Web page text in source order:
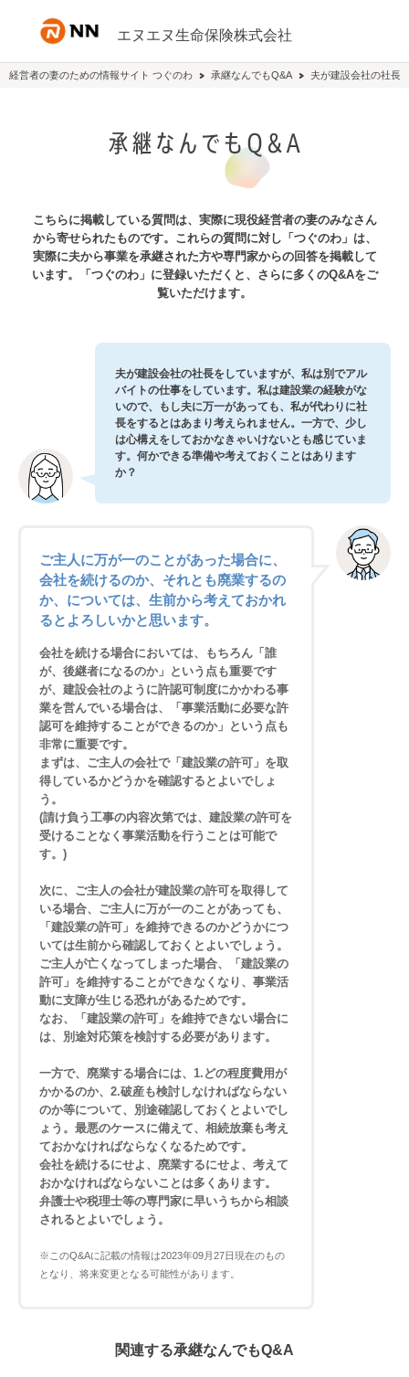
エヌエヌ生命保険株式会社
経営者の妻のための情報サイト つぐのわ 承継なんでもQ&A 夫が建設会社の社長
こちらに掲載している質問は、実際に現役経営者の妻のみなさん
から寄せられたものです。これらの質問に対し「つぐのわ」は、
実際に夫から事業を承継された方や専門家からの回答を掲載して
います。「つぐのわ」に登録いただくと、さらに多くのQ&Aをご
覧いただけます。
夫が建設会社の社長をしていますが、私は別でアル
バイトの仕事をしています。私は建設業の経験がな
いので、もし夫に万一があっても、私が代わりに社
長をするとはあまり考えられません。一方で、少し
は心構えをしておかなきゃいけないとも感じていま
す。何かできる準備や考えておくことはあります
か？
ご主人に万が一のことがあった場合に、
会社を続けるのか、それとも廃業するの
か、については、生前から考えておかれ
るとよろしいかと思います。
会社を続ける場合においては、もちろん「誰
が、後継者になるのか」という点も重要です
が、建設会社のように許認可制度にかかわる事
業を営んでいる場合は、「事業活動に必要な許
認可を維持することができるのか」という点も
非常に重要です。
まずは、ご主人の会社で「建設業の許可」を取
得しているかどうかを確認するとよいでしょ
う。
(請け負う工事の内容次第では、建設業の許可を
受けることなく事業活動を行うことは可能で
す。)
次に、ご主人の会社が建設業の許可を取得して
いる場合、ご主人に万が一のことがあっても、
「建設業の許可」を維持できるのかどうかにつ
いては生前から確認しておくとよいでしょう。
ご主人が亡くなってしまった場合、「建設業の
許可」を維持することができなくなり、事業活
動に支障が生じる恐れがあるためです。
なお、「建設業の許可」を維持できない場合に
は、別途対応策を検討する必要があります。
一方で、廃業する場合には、1.どの程度費用が
かかるのか、2.破産も検討しなければならない
のか等について、別途確認しておくとよいでし
ょう。最悪のケースに備えて、相続放棄も考え
ておかなければならなくなるためです。
会社を続けるにせよ、廃業するにせよ、考えて
おかなければならないことは多くあります。
弁護士や税理士等の専門家に早いうちから相談
されるとよいでしょう。
※このQ&Aに記載の情報は2023年09月27日現在のもの
となり、将来変更となる可能性があります。
関連する承継なんでもQ&A